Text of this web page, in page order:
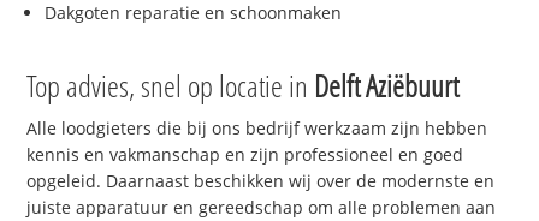
Dakgoten reparatie en schoonmaken
Top advies, snel op locatie in Delft Aziëbuurt
Alle loodgieters die bij ons bedrijf werkzaam zijn hebben
kennis en vakmanschap en zijn professioneel en goed
opgeleid. Daarnaast beschikken wij over de modernste en
juiste apparatuur en gereedschap om alle problemen aan